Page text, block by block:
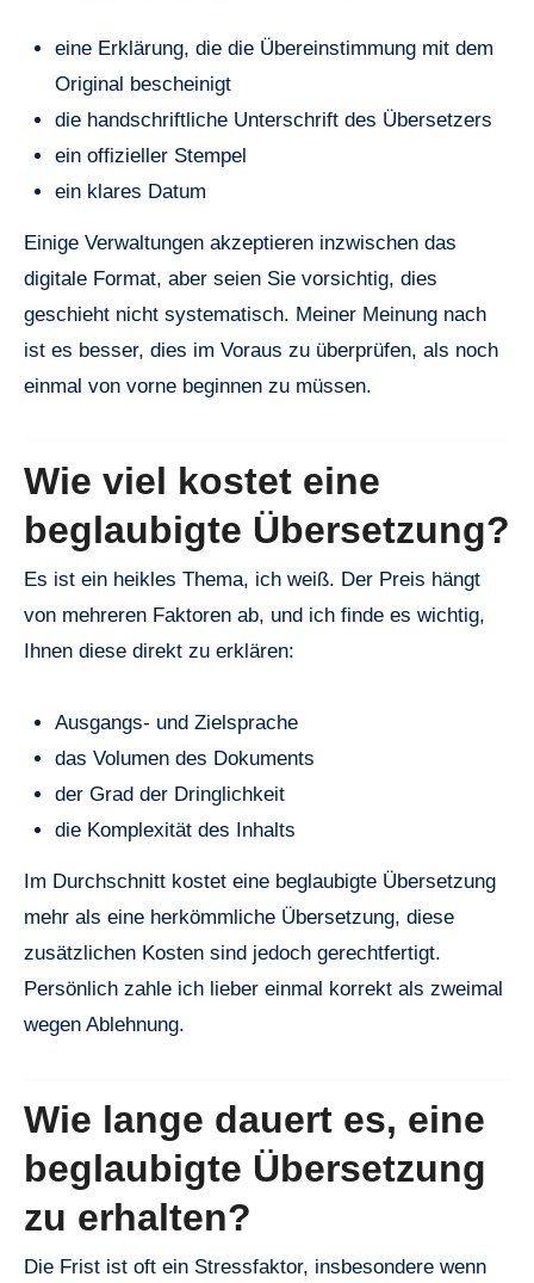
eine Erklärung, die die Übereinstimmung mit dem
Original bescheinigt
die handschriftliche Unterschrift des Übersetzers
ein offizieller Stempel
ein klares Datum
Einige Verwaltungen akzeptieren inzwischen das
digitale Format, aber seien Sie vorsichtig, dies
geschieht nicht systematisch. Meiner Meinung nach
ist es besser, dies im Voraus zu überprüfen, als noch
einmal von vorne beginnen zu müssen.
Wie viel kostet eine
beglaubigte Übersetzung?
Es ist ein heikles Thema, ich weiß. Der Preis hängt
von mehreren Faktoren ab, und ich finde es wichtig,
Ihnen diese direkt zu erklären:
Ausgangs- und Zielsprache
das Volumen des Dokuments
der Grad der Dringlichkeit
die Komplexität des Inhalts
Im Durchschnitt kostet eine beglaubigte Übersetzung
mehr als eine herkömmliche Übersetzung, diese
zusätzlichen Kosten sind jedoch gerechtfertigt.
Persönlich zahle ich lieber einmal korrekt als zweimal
wegen Ablehnung.
Wie lange dauert es, eine
beglaubigte Übersetzung
zu erhalten?
Die Frist ist oft ein Stressfaktor, insbesondere wenn